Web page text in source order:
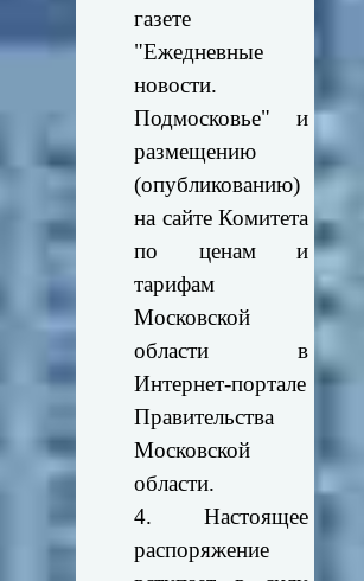
газете
"Ежедневные
новости.
Подмосковье" и
размещению
(опубликованию)
на сайте Комитета
по ценам и
тарифам
Московской
области в
Интернет-портале
Правительства
Московской
области.
4. Настоящее
распоряжение